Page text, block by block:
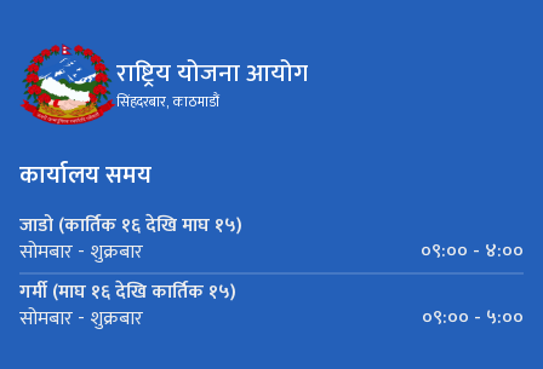
राष्ट्रिय योजना आयोग
सिंहदरबार, काठमाडौं
कार्यालय समय
जाडो (कार्तिक १६ देखि माघ १५)
सोमबार - शुक्रबार
०९:०० - ४:००
गर्मी (माघ १६ देखि कार्तिक १५)
सोमबार - शुक्रबार ०९:०० - ५:००